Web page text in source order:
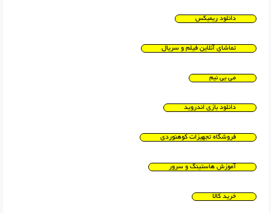
دانلود ریمیکس
تماشای آنلاین فیلم و سریال
می بی نیم
دانلود بازی اندروید
فروشگاه تجهیزات کوهنوردی
آموزش هاستینگ و سرور
خرید کالا